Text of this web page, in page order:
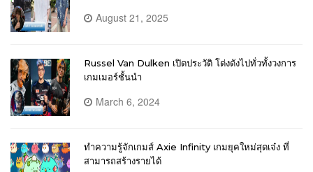
August 21, 2025
Russel Van Dulken เปิดประวัติ โด่งดังไปทั่วทั้งวงการ
เกมเมอร์ชั้นนำ
March 6, 2024
ทำความรู้จักเกมส์ Axie Infinity เกมยุคใหม่สุดเจ๋ง ที่
สามารถสร้างรายได้